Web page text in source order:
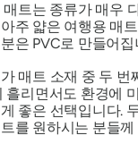
트는 종류가 매우
주 얇은 여행용 매
은 PVC로 만들어집
매트 소재 중 두 번
흘리면서도 환경에
좋은 선택입니다.
를 원하시는 분들